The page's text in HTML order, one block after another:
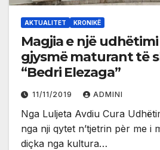
AKTUALITET KRONIKË
Magjia e një
gjysmë maturant të
“Bedri Elezaga”
11/11/2019 ADMINI
Nga Luljeta Avdiu Cura
nga nji qytet n’tjetrin pèr me i
diçka nga kultura…